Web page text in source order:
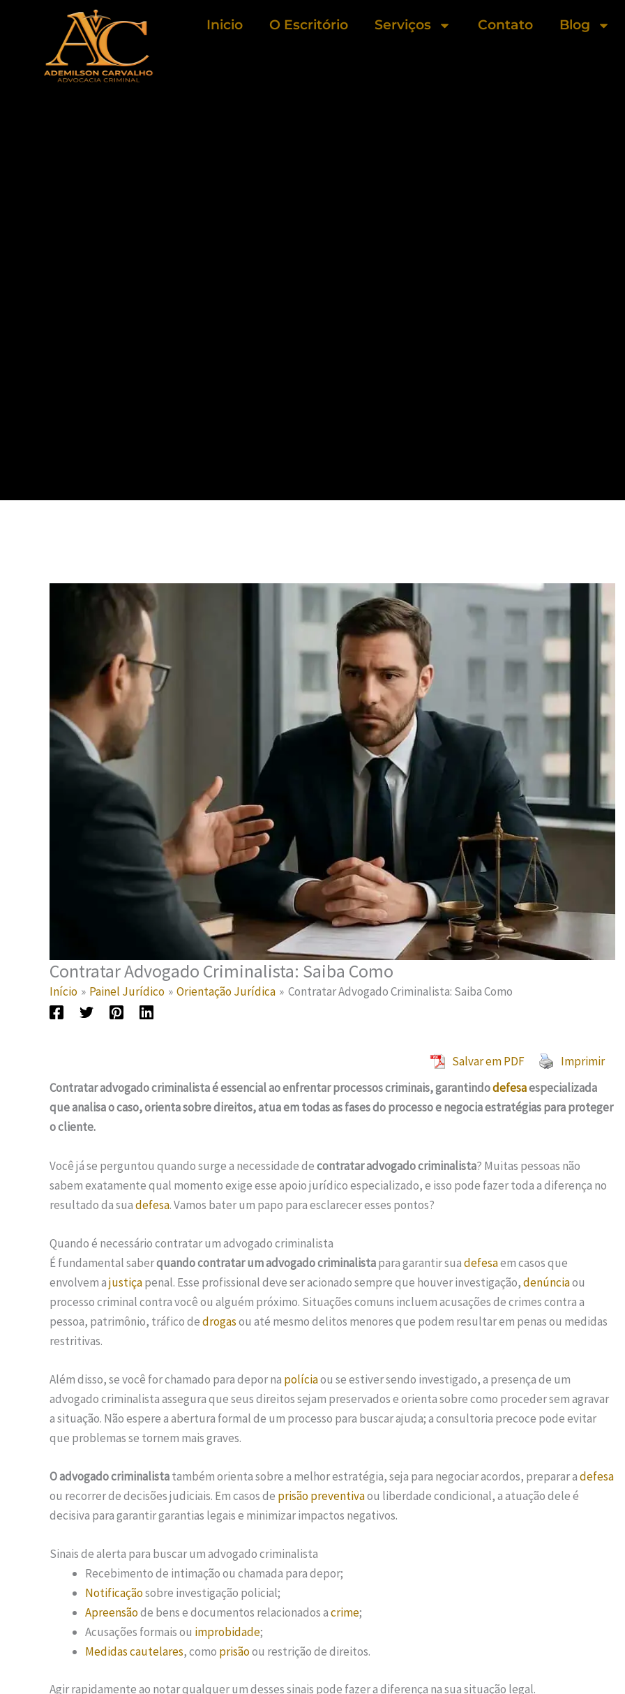
conteúdo
Inicio O Escritório Serviços Contato Blog
Contratar Advogado Criminalista: Saiba Como
Início Painel Jurídico Orientação Jurídica Contratar Advogado Criminalista: Saiba Como
Salvar em PDF
Imprimir
Contratar advogado criminalista é essencial ao enfrentar processos criminais, garantindodefesaespecializada
que analisa o caso, orienta sobre direitos, atua em todas as fases do processo e negocia estratégias para proteger
o cliente.
Você já se perguntou quando surge a necessidade decontratar advogado criminalista? Muitas pessoas não
sabem exatamente qual momento exige esse apoio jurídico especializado, e isso pode fazer toda a diferença no
resultado da suadefesa. Vamos bater um papo para esclarecer esses pontos?
Quando é necessário contratar um advogado criminalista
É fundamental saberquando contratar um advogado criminalistapara garantir suadefesaem casos que
envolvem ajustiçapenal. Esse profissional deve ser acionado sempre que houver investigação,denúnciaou
processo criminal contra você ou alguém próximo. Situações comuns incluem acusações de crimes contra a
pessoa, patrimônio, tráfico dedrogasou até mesmo delitos menores que podem resultar em penas ou medidas
restritivas.
Além disso, se você for chamado para depor na políciaou se estiver sendo investigado, a presença de um
advogado criminalista assegura que seus direitos sejam preservados e orienta sobre como proceder sem agravar
a situação. Não espere a abertura formal de um processo para buscar ajuda; a consultoria precoce pode evitar
que problemas se tornem mais graves.
O advogado criminalistatambém orienta sobre a melhor estratégia, seja para negociar acordos, preparar adefesa
ou recorrer de decisões judiciais. Em casos de prisão preventivaou liberdade condicional, a atuação dele é
decisiva para garantir garantias legais e minimizar impactos negativos.
Sinais de alerta para buscar um advogado criminalista
Recebimento de intimação ou chamada para depor;
Notificaçãosobre investigação policial;
Apreensãode bens e documentos relacionados acrime;
Acusações formais ou improbidade;
Medidas cautelares, como prisãoou restrição de direitos.
Agir rapidamente ao notar qualquer um desses sinais pode fazer a diferença na sua situação legal.